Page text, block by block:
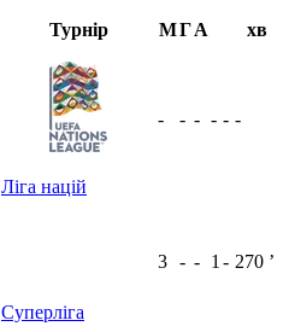
Турнір МГА хв
Ліга націй
- - - - - -
Суперліга
3 - - 1 - 270 ʼ